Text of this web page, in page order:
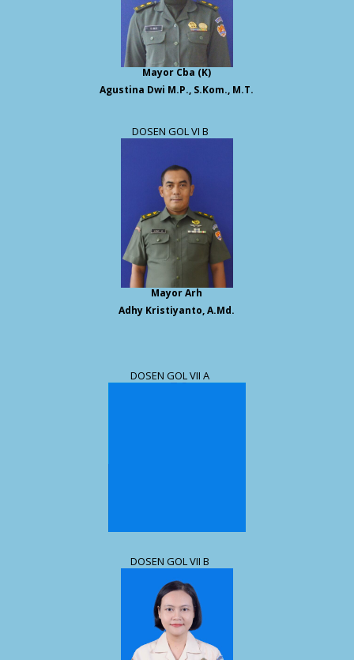
Mayor Cba (K)
Agustina Dwi M.P., S.Kom., M.T.
DOSEN GOL VI B
Mayor Arh
Adhy Kristiyanto, A.Md.
DOSEN GOL VII A
DOSEN GOL VII B